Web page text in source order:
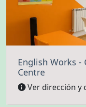
English Works -
Centre
Ver dirección y